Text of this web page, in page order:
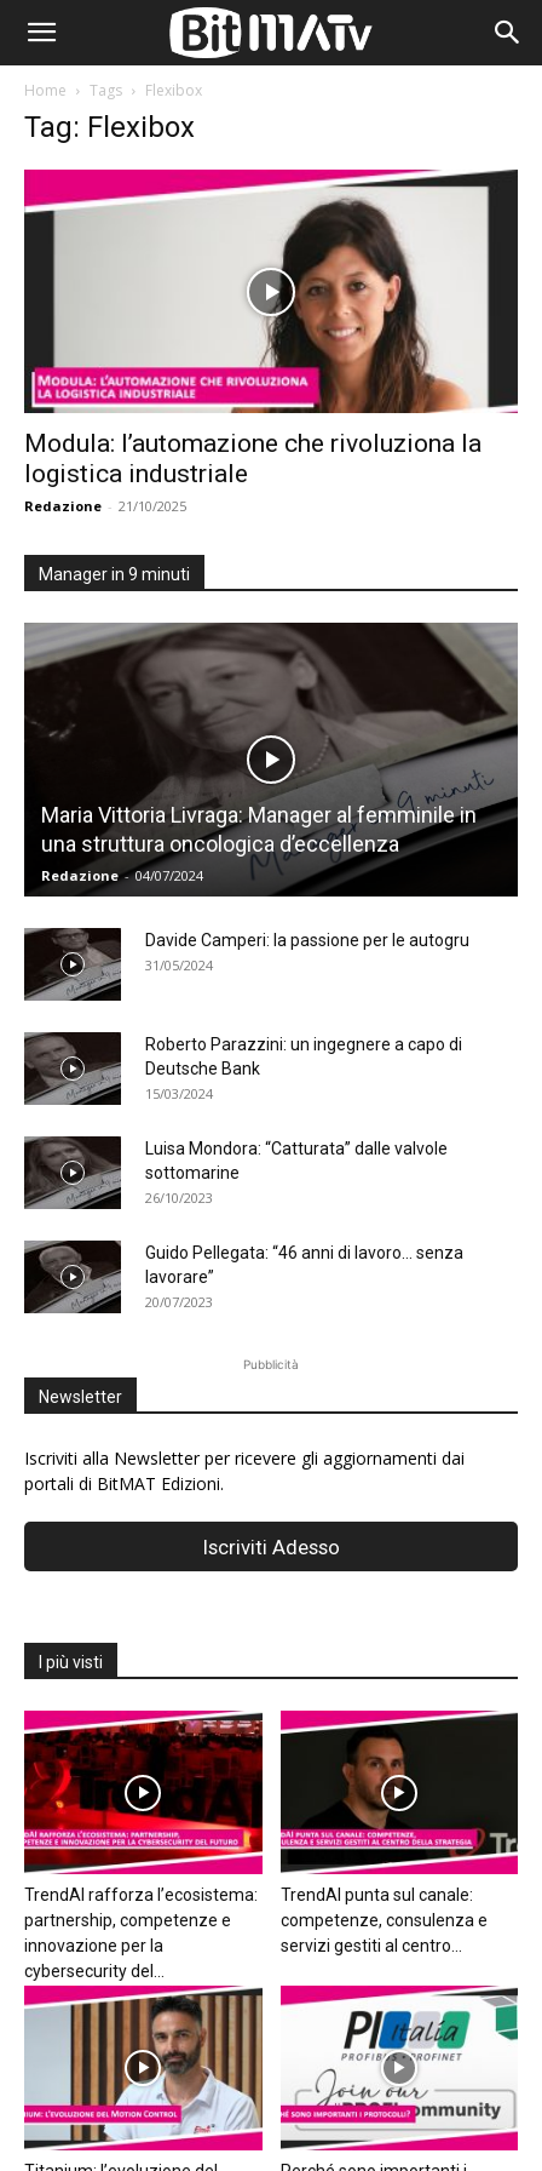
Home Tags Flexibox
Tag: Flexibox
Modula: l’automazione che rivoluziona la
logistica industriale
Redazione - 21/10/2025
Manager in 9 minuti
Maria Vittoria Livraga: Manager al femminile in
una struttura oncologica d’eccellenza
Redazione - 04/07/2024
Davide Camperi: la passione per le autogru
31/05/2024
Roberto Parazzini: un ingegnere a capo di
Deutsche Bank
15/03/2024
Luisa Mondora: “Catturata” dalle valvole
sottomarine
26/10/2023
Guido Pellegata: “46 anni di lavoro… senza
lavorare”
20/07/2023
Pubblicità
Newsletter
Iscriviti alla Newsletter per ricevere gli aggiornamenti dai
portali di BitMAT Edizioni.
I più visti
TrendAI rafforza l’ecosistema:
partnership, competenze e
innovazione per la
cybersecurity del...
TrendAI punta sul canale:
competenze, consulenza e
servizi gestiti al centro...